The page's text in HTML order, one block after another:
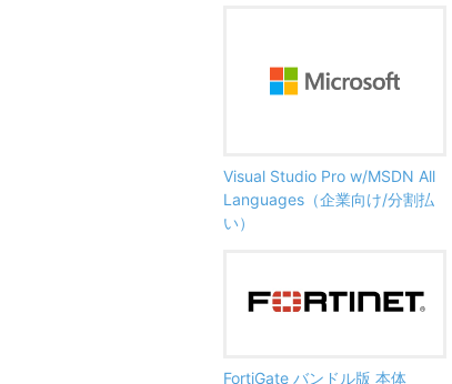
Visual Studio Pro w/MSDN All
Languages（企業向け/分割払
い）
FortiGate バンドル版 本体